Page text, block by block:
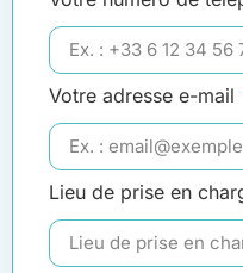
Votre adresse e-mail
Lieu de prise en